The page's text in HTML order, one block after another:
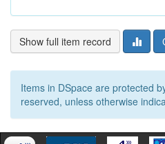
Show full item record
Items in DSpace are protected
reserved, unless otherwise